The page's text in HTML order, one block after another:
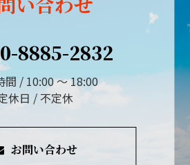
8885-2832
間 / 10:00 ～ 18:00
休日 / 不定休
お問い合わせ